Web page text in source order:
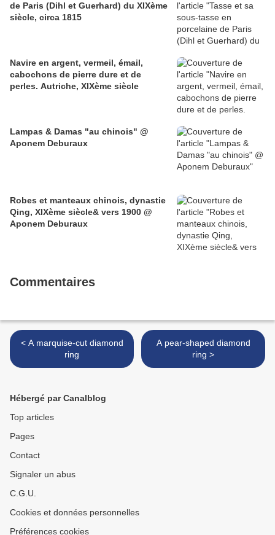
de Paris (Dihl et Guerhard) du XIXème
siècle, circa 1815
Navire en argent, vermeil, émail,
cabochons de pierre dure et de
perles. Autriche, XIXème siècle
Lampas & Damas "au chinois" @
Aponem Deburaux
Robes et manteaux chinois, dynastie
Qing, XIXème siècle& vers 1900 @
Aponem Deburaux
Commentaires
< A marquise-cut diamond
ring
A pear-shaped diamond
ring >
Hébergé par Canalblog
Top articles
Pages
Contact
Signaler un abus
C.G.U.
Cookies et données personnelles
Préférences cookies